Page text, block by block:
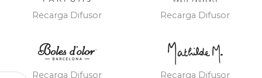
Recarga Difusor Recarga Difusor
Recarga Difusor Recarga Difusor